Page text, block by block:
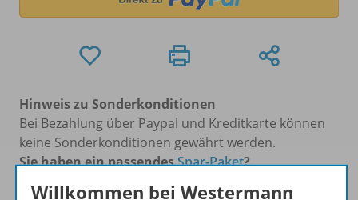
Hinweis zu Sonderkonditionen
Bei Bezahlung über Paypal und Kreditkarte können
keine Sonderkonditionen gewährt werden.
Sie haben ein passendesSpar-Paket?
Willkommen bei Westermann